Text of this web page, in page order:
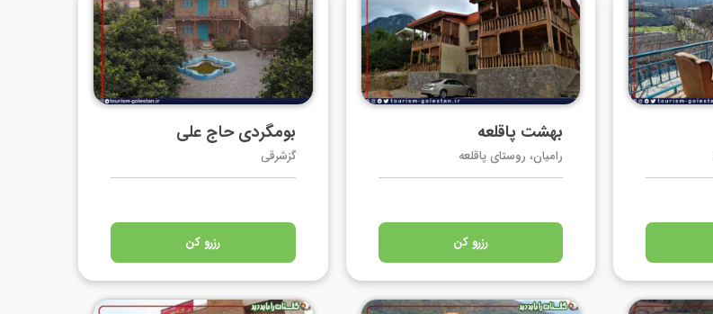
بهشت پاقلعه
رامیان، روستای پاقلعه
رزرو کن
بومگردی حاج علی
گزشرقی
رزرو کن